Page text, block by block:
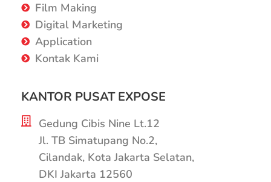
Film Making
Digital Marketing
Application
Kontak Kami
KANTOR PUSAT EXPOSE
Gedung Cibis Nine Lt.12
Jl. TB Simatupang No.2,
Cilandak, Kota Jakarta Selatan,
DKI Jakarta 12560